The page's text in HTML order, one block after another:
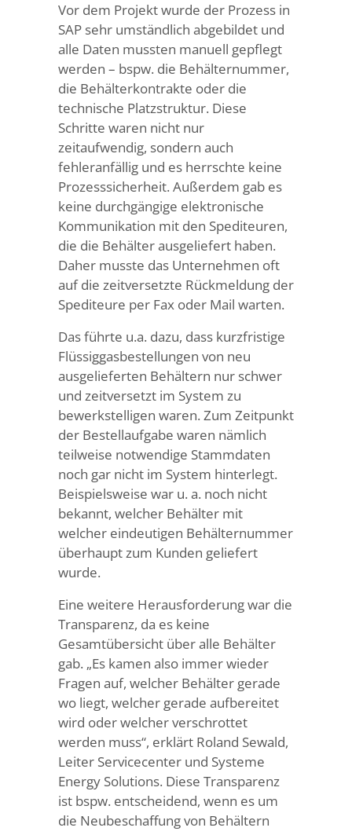
Vor dem Projekt wurde der Prozess in
SAP sehr umständlich abgebildet und
alle Daten mussten manuell gepflegt
werden – bspw. die Behälternummer,
die Behälterkontrakte oder die
technische Platzstruktur. Diese
Schritte waren nicht nur
zeitaufwendig, sondern auch
fehleranfällig und es herrschte keine
Prozesssicherheit. Außerdem gab es
keine durchgängige elektronische
Kommunikation mit den Spediteuren,
die die Behälter ausgeliefert haben.
Daher musste das Unternehmen oft
auf die zeitversetzte Rückmeldung der
Spediteure per Fax oder Mail warten.
Das führte u.a. dazu, dass kurzfristige
Flüssiggasbestellungen von neu
ausgelieferten Behältern nur schwer
und zeitversetzt im System zu
bewerkstelligen waren. Zum Zeitpunkt
der Bestellaufgabe waren nämlich
teilweise notwendige Stammdaten
noch gar nicht im System hinterlegt.
Beispielsweise war u. a. noch nicht
bekannt, welcher Behälter mit
welcher eindeutigen Behälternummer
überhaupt zum Kunden geliefert
wurde.
Eine weitere Herausforderung war die
Transparenz, da es keine
Gesamtübersicht über alle Behälter
gab. „Es kamen also immer wieder
Fragen auf, welcher Behälter gerade
wo liegt, welcher gerade aufbereitet
wird oder welcher verschrottet
werden muss“, erklärt Roland Sewald,
Leiter Servicecenter und Systeme
Energy Solutions. Diese Transparenz
ist bspw. entscheidend, wenn es um
die Neubeschaffung von Behältern